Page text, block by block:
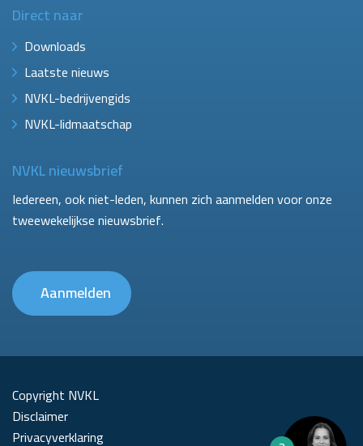
Direct naar
Downloads
Laatste nieuws
NVKL-bedrijvengids
NVKL-lidmaatschap
NVKL nieuwsbrief
Iedereen, ook niet-leden, kunnen zich aanmelden voor onze
tweewekelijkse nieuwsbrief.
Aanmelden
Copyright NVKL
Disclaimer
Privacyverklaring